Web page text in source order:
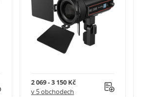
2 069 - 3 150 Kč
v 5 obchodech